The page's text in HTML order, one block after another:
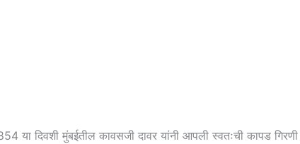
या दिवशी मुंबईतील कावसजी दावर यांनी आपली स्वतःची कापड